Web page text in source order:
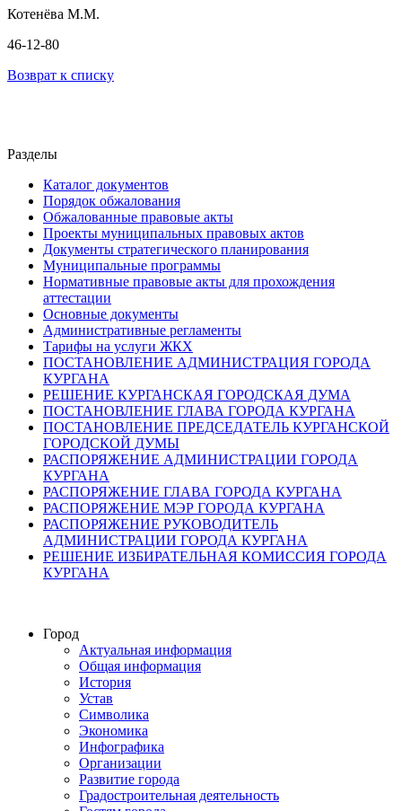
Котенёва М.М.
46-12-80
Возврат к списку
Разделы
Каталог документов
Порядок обжалования
Обжалованные правовые акты
Проекты муниципальных правовых актов
Документы стратегического планирования
Муниципальные программы
Нормативные правовые акты для прохождения
аттестации
Основные документы
Административные регламенты
Тарифы на услуги ЖКХ
ПОСТАНОВЛЕНИЕ АДМИНИСТРАЦИЯ ГОРОДА
КУРГАНА
РЕШЕНИЕ КУРГАНСКАЯ ГОРОДСКАЯ ДУМА
ПОСТАНОВЛЕНИЕ ГЛАВА ГОРОДА КУРГАНА
ПОСТАНОВЛЕНИЕ ПРЕДСЕДАТЕЛЬ КУРГАНСКОЙ
ГОРОДСКОЙ ДУМЫ
РАСПОРЯЖЕНИЕ АДМИНИСТРАЦИИ ГОРОДА
КУРГАНА
РАСПОРЯЖЕНИЕ ГЛАВА ГОРОДА КУРГАНА
РАСПОРЯЖЕНИЕ МЭР ГОРОДА КУРГАНА
РАСПОРЯЖЕНИЕ РУКОВОДИТЕЛЬ
АДМИНИСТРАЦИИ ГОРОДА КУРГАНА
РЕШЕНИЕ ИЗБИРАТЕЛЬНАЯ КОМИССИЯ ГОРОДА
КУРГАНА
Город
Актуальная информация
Общая информация
История
Устав
Символика
Экономика
Инфографика
Организации
Развитие города
Градостроительная деятельность